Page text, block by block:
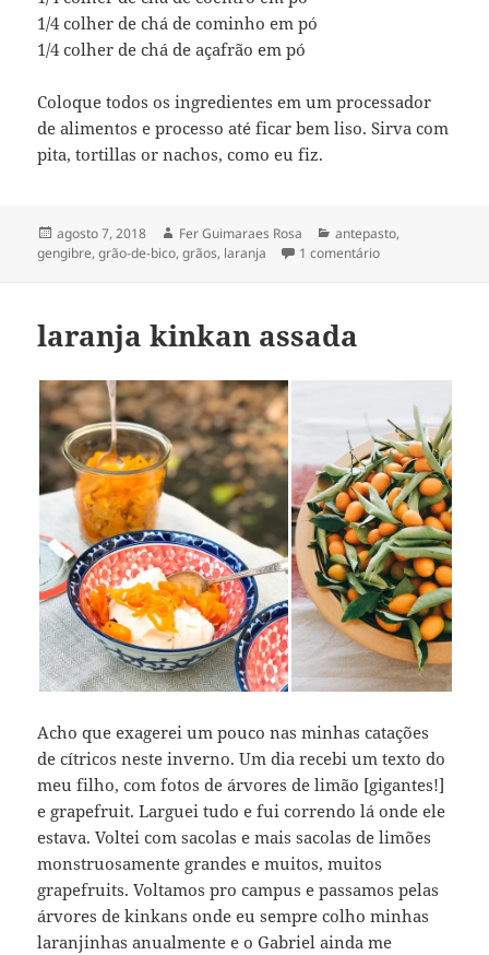
1/4 colher de chá de cominho em pó
1/4 colher de chá de açafrão em pó
Coloque todos os ingredientes em um processador
de alimentos e processo até ficar bem liso. Sirva com
pita, tortillas or nachos, como eu fiz.
Publicado
em
agosto 7, 2018 Autor
Fer Guimaraes Rosa Categorias
antepasto,
gengibre,grão-de-bico,grãos, laranja 1 comentárioem pasta
laranja kinkan assada
Acho que exagerei um pouco nas minhas catações
de cítricos neste inverno. Um dia recebi um texto do
meu filho, com fotos de árvores de limão [gigantes!]
e grapefruit. Larguei tudo e fui correndo lá onde ele
estava. Voltei com sacolas e mais sacolas de limões
monstruosamente grandes e muitos, muitos
grapefruits. Voltamos pro campus e passamos pelas
árvores de kinkans onde eu sempre colho minhas
laranjinhas anualmente e o Gabriel ainda me